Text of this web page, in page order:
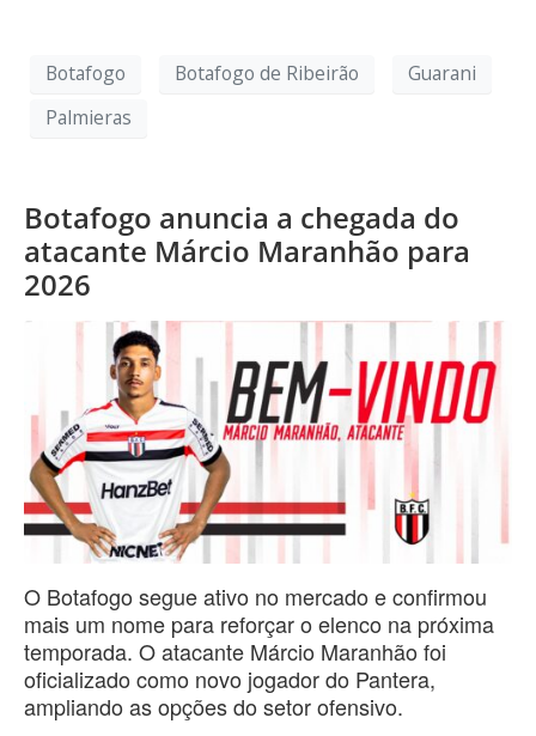
Botafogo Botafogo de Ribeirão
Guarani
Palmieras
Botafogo anuncia a chegada do
atacante Márcio Maranhão para
2026
O Botafogo segue ativo no mercado e confirmou
mais um nome para reforçar o elenco na próxima
temporada. O atacante Márcio Maranhão foi
oficializado como novo jogador do Pantera,
ampliando as opções do setor ofensivo.